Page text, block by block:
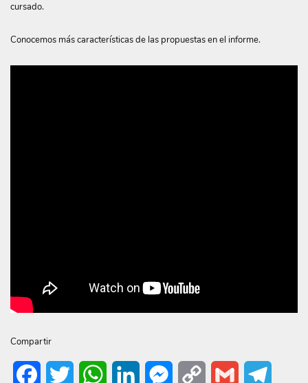
cursado.
Conocemos más características de las propuestas en el informe.
Compartir
FacebookTwitter WhatsAppLinkedIn Messenger
Copy
Gmail